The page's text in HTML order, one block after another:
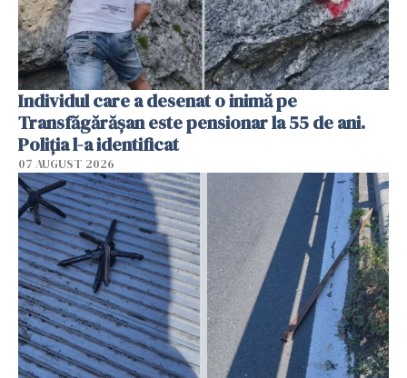
Individul care a desenat o inimă pe
Transfăgărășan este pensionar la 55 de ani.
Poliția l-a identificat
07 AUGUST 2026